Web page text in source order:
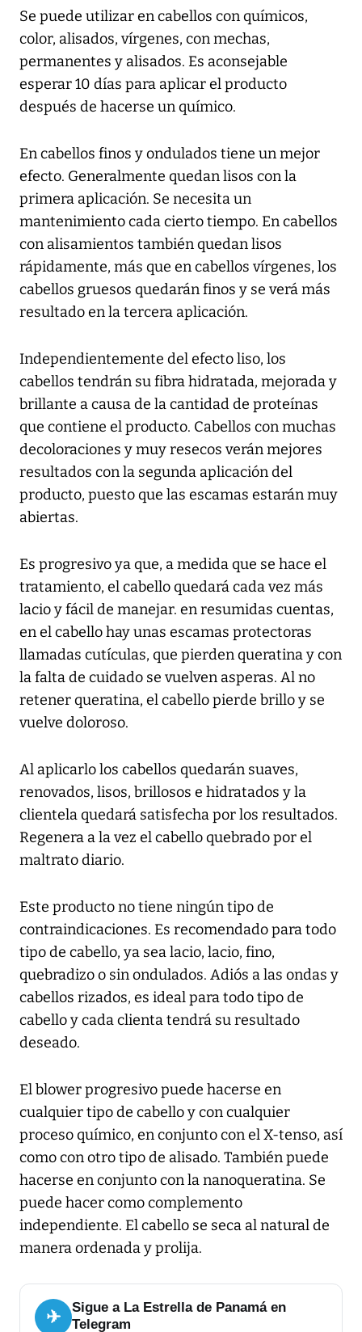
Se puede utilizar en cabellos con químicos,
color, alisados, vírgenes, con mechas,
permanentes y alisados. Es aconsejable
esperar 10 días para aplicar el producto
después de hacerse un químico.
En cabellos finos y ondulados tiene un mejor
efecto. Generalmente quedan lisos con la
primera aplicación. Se necesita un
mantenimiento cada cierto tiempo. En cabellos
con alisamientos también quedan lisos
rápidamente, más que en cabellos vírgenes, los
cabellos gruesos quedarán finos y se verá más
resultado en la tercera aplicación.
Independientemente del efecto liso, los
cabellos tendrán su fibra hidratada, mejorada y
brillante a causa de la cantidad de proteínas
que contiene el producto. Cabellos con muchas
decoloraciones y muy resecos verán mejores
resultados con la segunda aplicación del
producto, puesto que las escamas estarán muy
abiertas.
Es progresivo ya que, a medida que se hace el
tratamiento, el cabello quedará cada vez más
lacio y fácil de manejar. en resumidas cuentas,
en el cabello hay unas escamas protectoras
llamadas cutículas, que pierden queratina y con
la falta de cuidado se vuelven asperas. Al no
retener queratina, el cabello pierde brillo y se
vuelve doloroso.
Al aplicarlo los cabellos quedarán suaves,
renovados, lisos, brillosos e hidratados y la
clientela quedará satisfecha por los resultados.
Regenera a la vez el cabello quebrado por el
maltrato diario.
Este producto no tiene ningún tipo de
contraindicaciones. Es recomendado para todo
tipo de cabello, ya sea lacio, lacio, fino,
quebradizo o sin ondulados. Adiós a las ondas y
cabellos rizados, es ideal para todo tipo de
cabello y cada clienta tendrá su resultado
deseado.
El blower progresivo puede hacerse en
cualquier tipo de cabello y con cualquier
proceso químico, en conjunto con el X-tenso, así
como con otro tipo de alisado. También puede
hacerse en conjunto con la nanoqueratina. Se
puede hacer como complemento
independiente. El cabello se seca al natural de
manera ordenada y prolija.
✈
Sigue a La Estrella de Panamá en
Telegram